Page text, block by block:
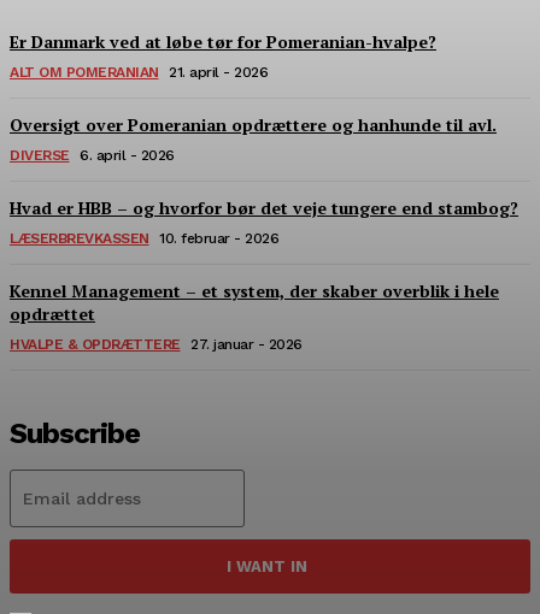
Er Danmark ved at løbe tør for Pomeranian-hvalpe?
ALT OM POMERANIAN 21. april - 2026
Oversigt over Pomeranian opdrættere og hanhunde til avl.
DIVERSE 6. april - 2026
Hvad er HBB – og hvorfor bør det veje tungere end stambog?
LÆSERBREVKASSEN 10. februar - 2026
Kennel Management – et system, der skaber overblik i hele
opdrættet
HVALPE & OPDRÆTTERE 27. januar - 2026
Subscribe
I WANT IN